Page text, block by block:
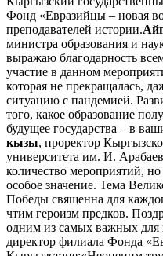
Фонд «Евразийцы – новая
преподавателей истории.
министра образования и
выражаю благодарность
участие в данном
которая не прекращалась,
ситуацию с пандемией.
того, какое образование
будущее государства – в
кызы, проректор
университета им. И.
количество мероприятий,
особое значение. Тема
Победы священна для
чтим героизм предков.
одним из самых важных для
директор филиала Фонда